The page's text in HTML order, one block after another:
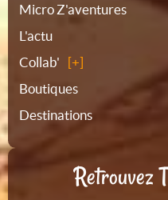
site
Micro Z'aventures
L'actu
Collab'
Boutiques
Destinations
Retrouvez